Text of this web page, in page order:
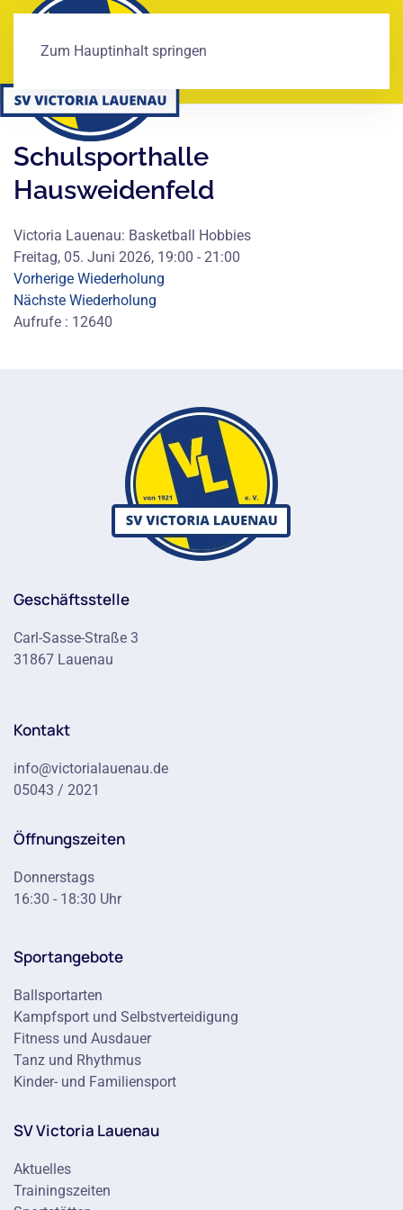
Zum Hauptinhalt springen
Schulsporthalle
Hausweidenfeld
Victoria Lauenau: Basketball Hobbies
Freitag, 05. Juni 2026, 19:00 - 21:00
Vorherige Wiederholung
Nächste Wiederholung
Aufrufe : 12640
Geschäftsstelle
Carl-Sasse-Straße 3
31867 Lauenau
Kontakt
info@victorialauenau.de
05043 / 2021
Öffnungszeiten
Donnerstags
16:30 - 18:30 Uhr
Sportangebote
Ballsportarten
Kampfsport und Selbstverteidigung
Fitness und Ausdauer
Tanz und Rhythmus
Kinder- und Familiensport
SV Victoria Lauenau
Aktuelles
Trainingszeiten